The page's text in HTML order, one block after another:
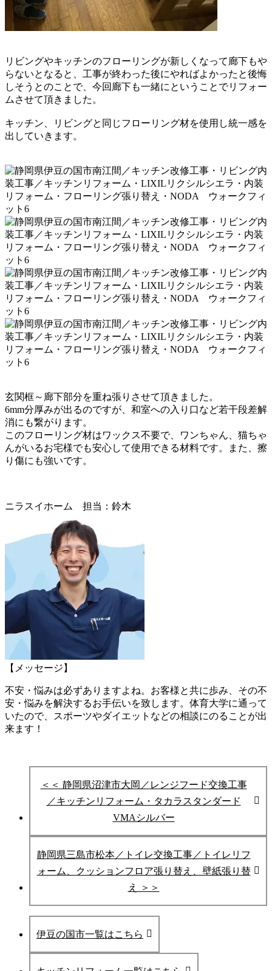
リビングやキッチンのフローリングが新しくなって廊下もや
らないとなると、工事が終わった後にやればよかったと後悔
しそうとのことで、今回廊下も一緒にということでリフォー
ムさせて頂きました。
キッチン、リビングと同じフローリング材を使用し統一感を
出していきます。
玄関框～廊下部分を重ね張りさせて頂きました。
6mm分厚みが出るのですが、和室への入り口など若干段差解
消にも繋がります。
このフローリング材はワックス不要で、ワンちゃん、猫ちゃ
んがいるお宅様でも安心して使用できる材料です。
また、擦
り傷にも強いです。
ニラスイホーム 担当：鈴木
【メッセージ】
不安・悩みは必ずありますよね。お客様と共に歩み、その不
安・悩みを解決するお手伝いを致します。 体育大学に通って
いたので、スポーツやダイエットなどの相談にのることが出
来ます！
＜＜ 静岡県沼津市大岡／レンジフード交換工事
／キッチンリフォーム・タカラスタンダード
VMAシルバー
静岡県三島市松本／トイレ交換工事／トイレリフ
ォーム、クッションフロア張り替え、壁紙張り替
え ＞＞
伊豆の国市一覧はこちら